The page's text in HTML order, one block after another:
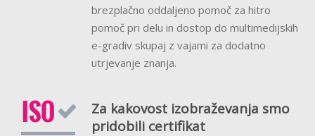
brezplačno oddaljeno pomoč za hitro
pomoč pri delu in dostop do multimedijskih
e-gradiv skupaj z vajami za dodatno
utrjevanje znanja.
Za kakovost izobraževanja smo
pridobili certifikat